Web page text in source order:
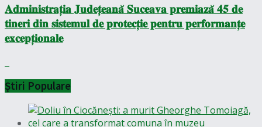
𝐀𝐝𝐦𝐢𝐧𝐢𝐬𝐭𝐫𝐚𝐭̦𝐢𝐚 𝐉𝐮𝐝𝐞𝐭̦𝐞𝐚𝐧𝐚̆ 𝐒𝐮𝐜𝐞𝐚𝐯𝐚 𝐩𝐫𝐞𝐦𝐢𝐚𝐳𝐚̆ 𝟒𝟓 𝐝𝐞
𝐭𝐢𝐧𝐞𝐫𝐢 𝐝𝐢𝐧 𝐬𝐢𝐬𝐭𝐞𝐦𝐮𝐥 𝐝𝐞 𝐩𝐫𝐨𝐭𝐞𝐜𝐭̦𝐢𝐞 𝐩𝐞𝐧𝐭𝐫𝐮 𝐩𝐞𝐫𝐟𝐨𝐫𝐦𝐚𝐧𝐭̦𝐞
𝐞𝐱𝐜𝐞𝐩𝐭̦𝐢𝐨𝐧𝐚𝐥𝐞
Știri Populare